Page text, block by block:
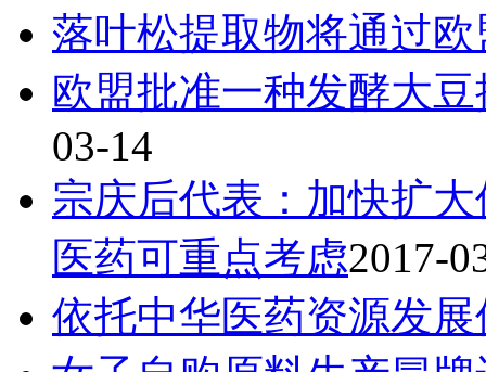
落叶松提取物将通过
欧盟批准一种发酵大
03-14
宗庆后代表：加快扩
医药可重点考虑2017-
依托中华医药资源发